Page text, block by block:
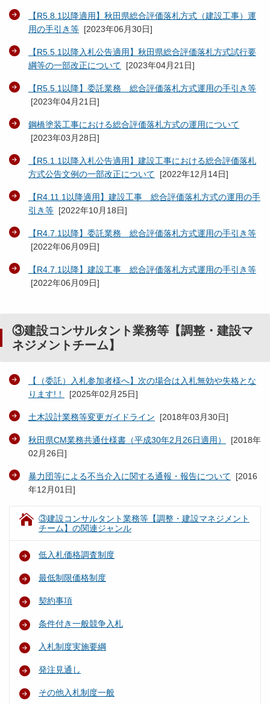
【R5.8.1以降適用】秋田県総合評価落札方式（建設工事）運
用の手引き等 [2023年06月30日]
【R5.5.1以降入札公告適用】秋田県総合評価落札方式試行要
綱等の一部改正について [2023年04月21日]
【R5.5.1以降】委託業務 総合評価落札方式運用の手引き等
[2023年04月21日]
鋼橋塗装工事における総合評価落札方式の運用について
[2023年03月28日]
【R5.1.1以降入札公告適用】建設工事における総合評価落札
方式公告文例の一部改正について [2022年12月14日]
【R4.11.1以降適用】建設工事 総合評価落札方式の運用の手
引き等 [2022年10月18日]
【R4.7.1以降】委託業務 総合評価落札方式運用の手引き等
[2022年06月09日]
【R4.7.1以降】建設工事 総合評価落札方式運用の手引き等
[2022年06月09日]
③建設コンサルタント業務等【調整・建設マ
ネジメントチーム】
【（委託）入札参加者様へ】次の場合は入札無効や失格とな
ります!！
[2025年02月25日]
土木設計業務等変更ガイドライン [2018年03月30日]
秋田県CM業務共通仕様書（平成30年2月26日適用） [2018年
02月26日]
暴力団等による不当介入に関する通報・報告について [2016
年12月01日]
③建設コンサルタント業務等【調整・建設マネジメント
チーム】の関連ジャンル
低入札価格調査制度
最低制限価格制度
契約事項
条件付き一般競争入札
入札制度実施要綱
発注見通し
その他入札制度一般